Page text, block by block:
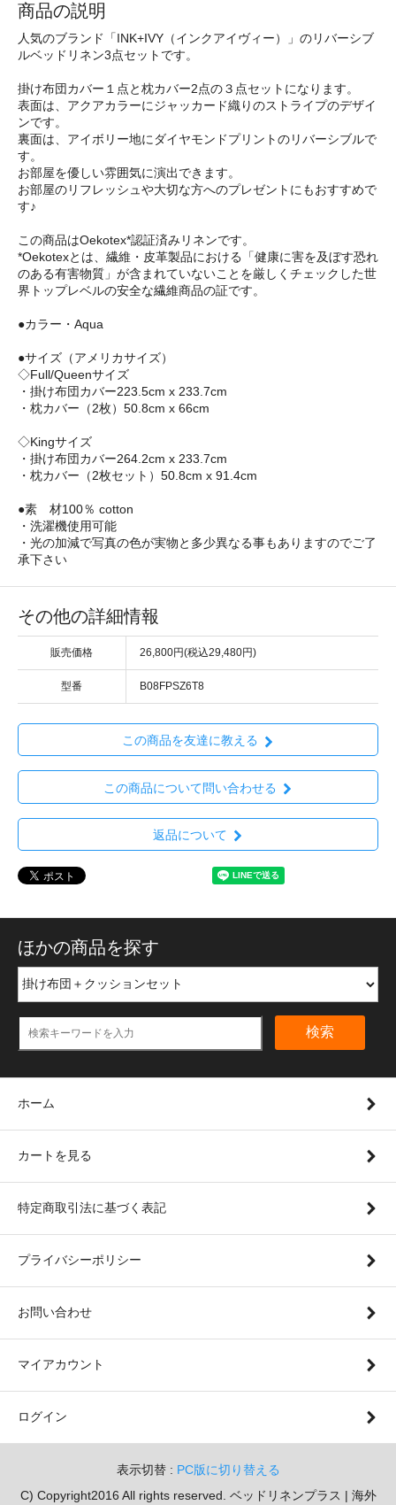
商品の説明
人気のブランド「INK+IVY（インクアイヴィー）」のリバーシブ
ルベッドリネン3点セットです。
掛け布団カバー１点と枕カバー2点の３点セットになります。
表面は、アクアカラーにジャッカード織りのストライプのデザイ
ンです。
裏面は、アイボリー地にダイヤモンドプリントのリバーシブルで
す。
お部屋を優しい雰囲気に演出できます。
お部屋のリフレッシュや大切な方へのプレゼントにもおすすめで
す♪
この商品はOekotex*認証済みリネンです。
*Oekotexとは、繊維・皮革製品における「健康に害を及ぼす恐れ
のある有害物質」が含まれていないことを厳しくチェックした世
界トップレベルの安全な繊維商品の証です。
●カラー・Aqua
●サイズ（アメリカサイズ）
◇Full/Queenサイズ
・掛け布団カバー223.5cm x 233.7cm
・枕カバー（2枚）50.8cm x 66cm
◇Kingサイズ
・掛け布団カバー264.2cm x 233.7cm
・枕カバー（2枚セット）50.8cm x 91.4cm
●素 材100％ cotton
・洗濯機使用可能
・光の加減で写真の色が実物と多少異なる事もありますのでご了
承下さい
その他の詳細情報
販売価格 26,800円(税込29,480円)
型番 B08FPSZ6T8
この商品を友達に教える
この商品について問い合わせる
返品について
ほかの商品を探す
検索
ホーム
カートを見る
特定商取引法に基づく表記
プライバシーポリシー
お問い合わせ
マイアカウント
ログイン
表示切替 : PC版に切り替える
C) Copyright2016 All rights reserved. ベッドリネンプラス | 海外